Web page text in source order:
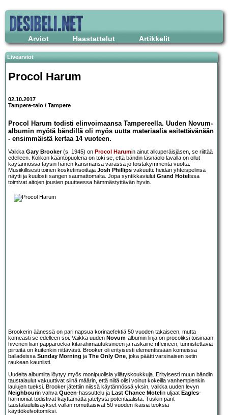
Arviot Haastattelut Artikkelit
Livearviot
Procol Harum
02.10.2017
Tampere-talo / Tampere
Procol Harum todisti elinvoimaansa Tampereella. Uuden Novum-
albumin myötä bändillä oli myös uutta materiaalia esitettävänään
- ensimmäistä kertaa 14 vuoteen.
Vaikka Gary Brooker(s. 1945) on Procol Harumin ainut alkuperäisjäsen, se riittää
edelleen. Kolikon kääntöpuolena on toki se, että bändin läsnäolo lavalla on ollut
käytännössä täysin hänen karismansa varassa jo toistakymmentä vuotta.
Musiikillisesti toinen kosketinsoittaja Josh Phillips vakuutti: heidän yhteispelinsä
näytti ja kuulosti sangen saumattomalta. Jopa syntikkaviulut Grand Hotel issa
toimivat aitojen jousien puutteessa hämmästyttävän hyvin.
Brookerin äänessä on pari napsua korinaefektiä 50 vuoden takaiseen, mutta
komeasti se edelleen soi. Vaikka uuden Novum-albumin linja on procoliksi toisinaan
hivenen liian papparockia kitarahirnautuksineen ja raskaine riffeineen, tunnistettavia
piirteitä on kuitenkin riittävästi. Brooker oli erityisesti elementissään komeissa
balladeissa Sunday Morning ja The Only One, joka päätti varsinaisen setin
raukean kauniisti.
Uudelta albumilta löytyy myös monipuolisia yllätyskoukkuja. Erityisesti muun bändin
taustalaulut vakuuttivat siinä määrin, että niitä olisi voinut kokeilla vanhempienkin
laulujen tueksi. Brooker jätettiin niissä käytännössä yksin, vaikka uuden levyn
Neighbourin vahva Queen-hassuttelu ja Last Chance Motel in uljaat Eagles-
harmoniat todistivat käyttämättä jätetystä potentiaalista. Tuskin parit
taustalaululisäykset vallan romuttaisivat 50 vuoden ikäisiä teoksia
käyttökelvottomiksi.